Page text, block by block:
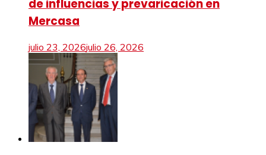
de influencias y prevaricación en
Mercasa
julio 23, 2026julio 26, 2026